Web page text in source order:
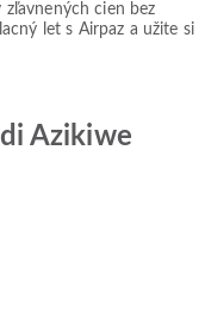
cien bez
let s Airpaz a užite si
Azikiwe